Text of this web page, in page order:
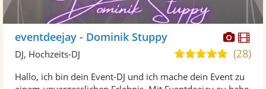
Fotos
eventdeejay - Dominik Stuppy
5,0
5
(28)
DJ, Hochzeits-DJ
Hallo, ich bin dein Event-DJ und ich mache dein Event zu